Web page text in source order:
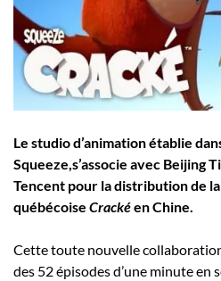
Employeurs
Publiez une offre d'emploi
Le studio d’animation établie
Squeeze,s’associe avec Beijing
Tencent pour la distribution de
québécoise Crackéen Chine.
Cette toute nouvelle
des 52 épisodes d’une minute en